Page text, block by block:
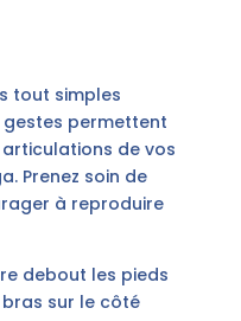
tout simples
gestes permettent
de vos
Prenez soin de
à reproduire
debout les pieds
bras sur le côté